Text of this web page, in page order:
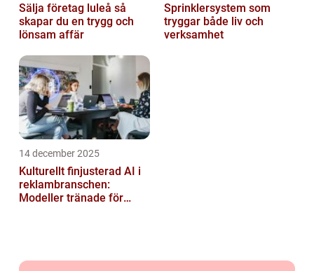
Sälja företag luleå så
skapar du en trygg och
lönsam affär
Sprinklersystem som
tryggar både liv och
verksamhet
14 december 2025
Kulturellt finjusterad AI i
reklambranschen:
Modeller tränade för